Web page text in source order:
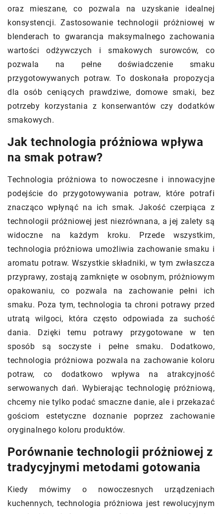
oraz mieszane, co pozwala na uzyskanie idealnej
konsystencji. Zastosowanie technologii próżniowej w
blenderach to gwarancja maksymalnego zachowania
wartości odżywczych i smakowych surowców, co
pozwala na pełne doświadczenie smaku
przygotowywanych potraw. To doskonała propozycja
dla osób ceniących prawdziwe, domowe smaki, bez
potrzeby korzystania z konserwantów czy dodatków
smakowych.
Jak technologia próżniowa wpływa
na smak potraw?
Technologia próżniowa to nowoczesne i innowacyjne
podejście do przygotowywania potraw, które potrafi
znacząco wpłynąć na ich smak. Jakość czerpiąca z
technologii próżniowej jest niezrównana, a jej zalety są
widoczne na każdym kroku. Przede wszystkim,
technologia próżniowa umożliwia zachowanie smaku i
aromatu potraw. Wszystkie składniki, w tym zwłaszcza
przyprawy, zostają zamknięte w osobnym, próżniowym
opakowaniu, co pozwala na zachowanie pełni ich
smaku. Poza tym, technologia ta chroni potrawy przed
utratą wilgoci, która często odpowiada za suchość
dania. Dzięki temu potrawy przygotowane w ten
sposób są soczyste i pełne smaku. Dodatkowo,
technologia próżniowa pozwala na zachowanie koloru
potraw, co dodatkowo wpływa na atrakcyjność
serwowanych dań. Wybierając technologię próżniową,
chcemy nie tylko podać smaczne danie, ale i przekazać
gościom estetyczne doznanie poprzez zachowanie
oryginalnego koloru produktów.
Porównanie technologii próżniowej z
tradycyjnymi metodami gotowania
Kiedy mówimy o nowoczesnych urządzeniach
kuchennych, technologia próżniowa jest rewolucyjnym